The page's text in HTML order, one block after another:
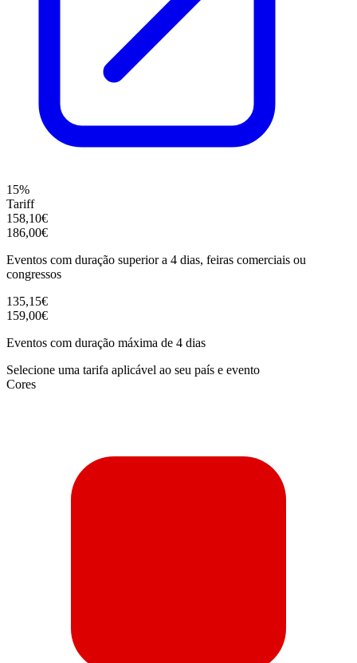
15%
Tariff
158,10€
186,00€
Eventos com duração superior a 4 dias, feiras comerciais ou
congressos
135,15€
159,00€
Eventos com duração máxima de 4 dias
Selecione uma tarifa aplicável ao seu país e evento
Cores